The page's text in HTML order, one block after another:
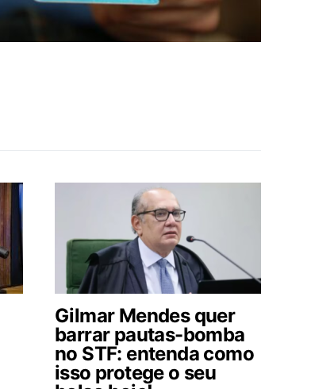
Gilmar Mendes quer
barrar pautas-bomba
no STF: entenda como
isso protege o seu